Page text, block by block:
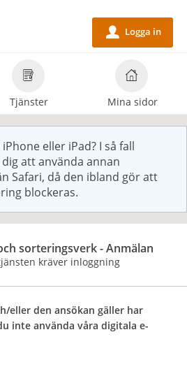
Tjänster Mina sidor
u Logga in
eller iPad? I så fall
att använda annan
Safari, då den ibland gör att
blockeras.
sorteringsverk - Anmälan
kräver inloggning
eller den ansökan gäller har
inte använda våra digitala e-